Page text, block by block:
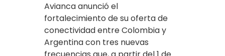
Avianca anunció el
fortalecimiento de su oferta de
conectividad entre Colombia y
Argentina con tres nuevas